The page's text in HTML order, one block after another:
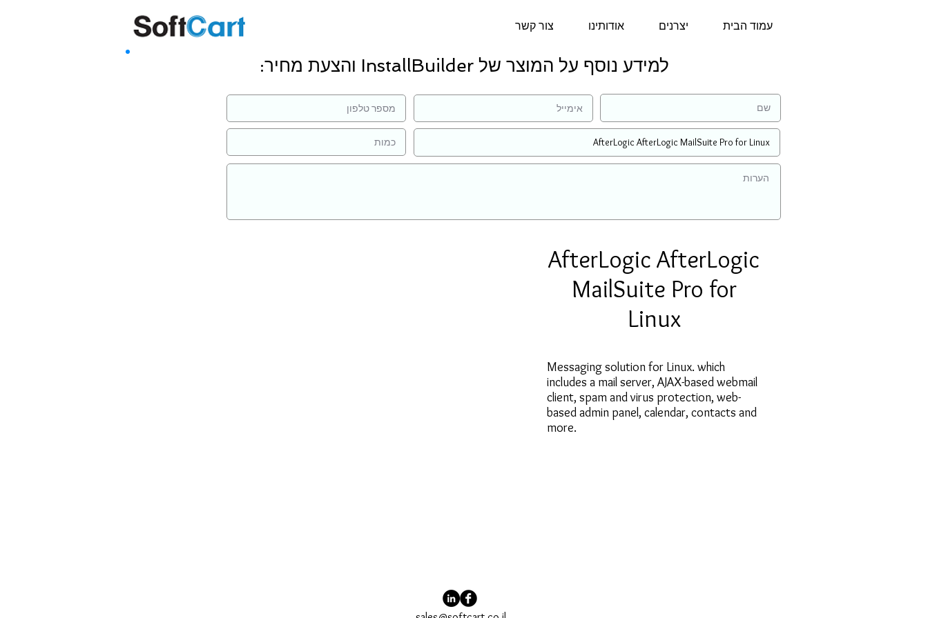
עמוד הבית יצרנים אודותינו צור קשר
למידע נוסף על המוצר של InstallBuilder והצעת מחיר:
AfterLogic AfterLogic
MailSuite Pro for
Linux
Messaging solution for Linux. which
includes a mail server, AJAX-based webmail
client, spam and virus protection, web-
based admin panel, calendar, contacts and
more.